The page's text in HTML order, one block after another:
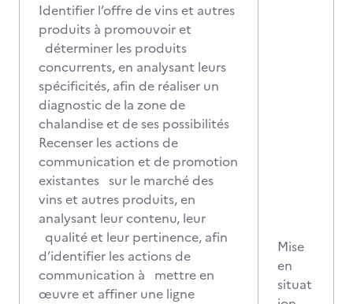
Identifier l’offre de vins et autres
produits à promouvoir et
déterminer les produits
concurrents, en analysant leurs
spécificités, afin de réaliser un
diagnostic de la zone de
chalandise et de ses possibilités
Recenser les actions de
communication et de promotion
existantes sur le marché des
vins et autres produits, en
analysant leur contenu, leur
qualité et leur pertinence, afin
d’identifier les actions de
communication à mettre en
œuvre et affiner une ligne
Mise
en
situat